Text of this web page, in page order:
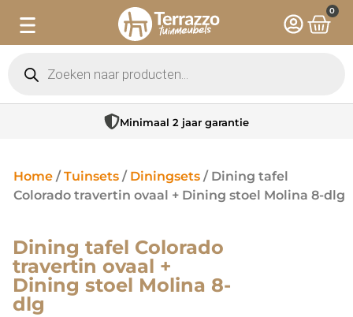
0
Minimaal 2 jaar garantie
Home / Tuinsets / Diningsets / Dining tafel
Colorado travertin ovaal + Dining stoel Molina 8-dlg
Dining tafel Colorado
travertin ovaal +
Dining stoel Molina 8-
dlg